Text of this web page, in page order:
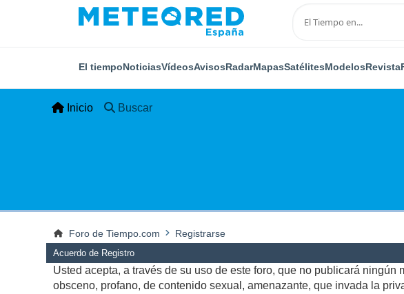
El tiempoNoticiasVídeosAvisosRadarMapasSatélitesModelosRevista
Inicio Buscar
Foro de Tiempo.com Registrarse
Acuerdo de Registro
Usted acepta, a través de su uso de este foro, que no publicará
obsceno, profano, de contenido sexual, amenazante, que invada la